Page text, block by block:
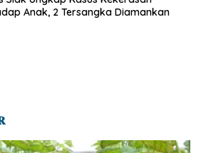
Anak, 2 Tersangka Diamankan